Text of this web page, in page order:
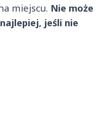
miejscu. Nie może
jeśli nie